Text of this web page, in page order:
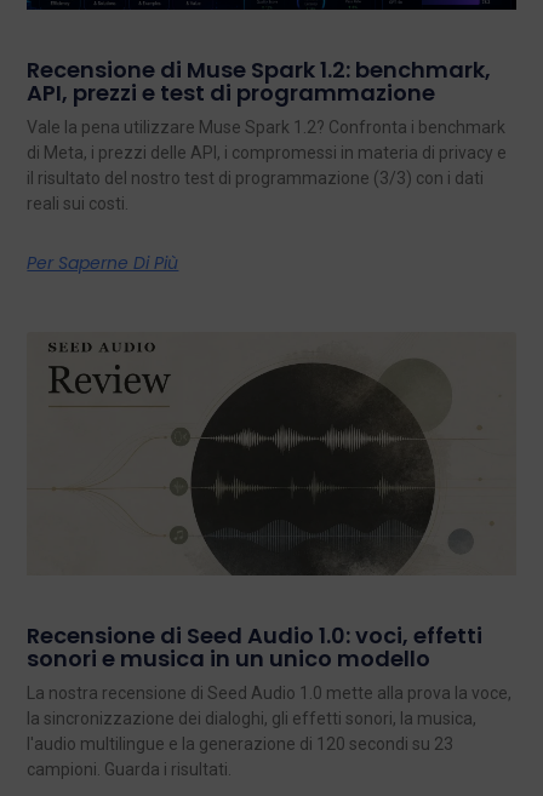
Recensione di Muse Spark 1.2: benchmark,
API, prezzi e test di programmazione
Vale la pena utilizzare Muse Spark 1.2? Confronta i benchmark
di Meta, i prezzi delle API, i compromessi in materia di privacy e
il risultato del nostro test di programmazione (3/3) con i dati
reali sui costi.
Per Saperne Di Più
Recensione di Seed Audio 1.0: voci, effetti
sonori e musica in un unico modello
La nostra recensione di Seed Audio 1.0 mette alla prova la voce,
la sincronizzazione dei dialoghi, gli effetti sonori, la musica,
l'audio multilingue e la generazione di 120 secondi su 23
campioni. Guarda i risultati.